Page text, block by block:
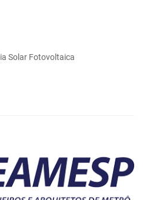
Solar Fotovoltaica